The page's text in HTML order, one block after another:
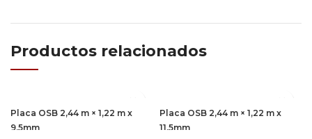
Productos relacionados
Placa OSB 2,44 m × 1,22 m x
9,5mm
Placa OSB 2,44 m × 1,22 m x
11,5mm